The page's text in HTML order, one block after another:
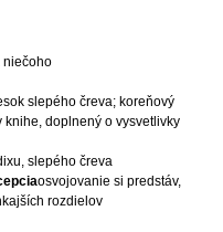
slepého čreva; koreňový
doplnený o vysvetlivky
slepého čreva
osvojovanie si predstáv,
rozdielov